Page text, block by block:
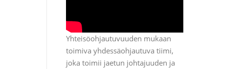
Yhteisöohjautuvuuden mukaan
toimiva yhdessäohjautuva tiimi,
joka toimii jaetun johtajuuden ja